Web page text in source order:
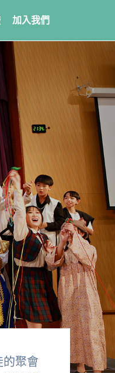
加入我們
的聚會